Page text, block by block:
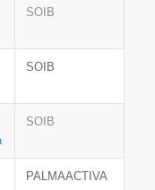
SOIB
SOIB
SOIB
PALMAACTIVA